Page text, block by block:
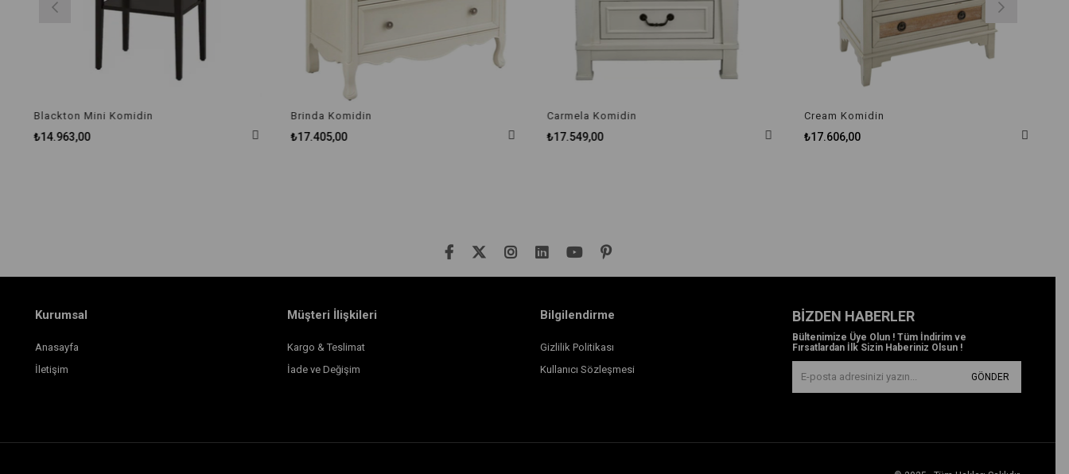
Blackton Mini Komidin
₺14.963,00
Brinda Komidin
₺17.405,00
Carmela Komidin
₺17.549,00
Cream Komidin
₺17.606,00
Kurumsal
Anasayfa
İletişim
Müşteri İlişkileri
Kargo & Teslimat
İade ve Değişim
Bilgilendirme
Gizlilik Politikası
Kullanıcı Sözleşmesi
BIZDEN HABERLER
Bültenimize Üye Olun ! Tüm İndirim ve
Fırsatlardan İlk Sizin Haberiniz Olsun !
GÖNDER